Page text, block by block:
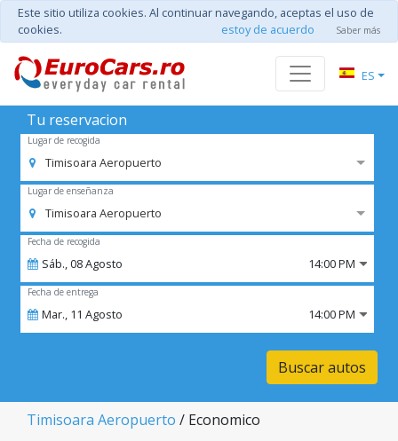
Este sitio utiliza cookies. Al continuar navegando, aceptas el uso de
cookies.
estoy de acuerdo Saber más
ES
Tu reservacion
Lugar de recogida
Timisoara Aeropuerto
Lugar de enseñanza
Timisoara Aeropuerto
Fecha de recogida
Sáb.,08Agosto 14:00 PM
Fecha de entrega
Mar., 11 Agosto 14:00 PM
Buscar autos
Timisoara Aeropuerto / Economico